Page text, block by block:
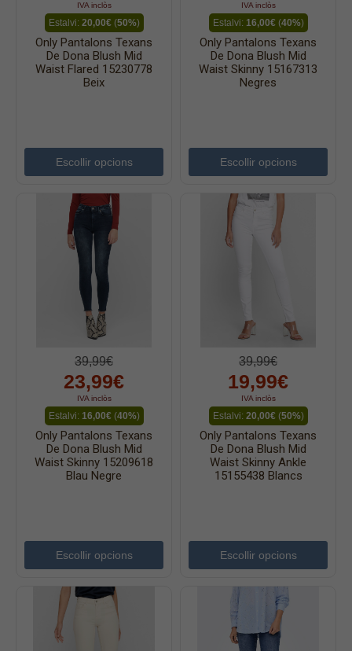
IVA inclòs
Estalvi: 20,00€(50%)
Only Pantalons Texans
De Dona Blush Mid
Waist Flared 15230778
Beix
Escollir opcions
IVA inclòs
Estalvi: 16,00€(40%)
Only Pantalons Texans
De Dona Blush Mid
Waist Skinny 15167313
Negres
Escollir opcions
39,99€
23,99€
IVA inclòs
Estalvi: 16,00€(40%)
Only Pantalons Texans
De Dona Blush Mid
Waist Skinny 15209618
Blau Negre
Escollir opcions
39,99€
19,99€
IVA inclòs
Estalvi: 20,00€(50%)
Only Pantalons Texans
De Dona Blush Mid
Waist Skinny Ankle
15155438 Blancs
Escollir opcions